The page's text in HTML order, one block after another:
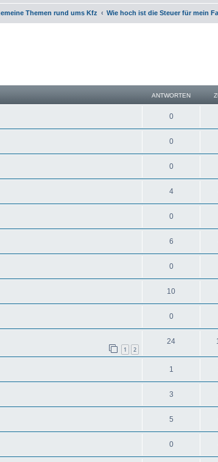
Themen rund ums Kfz Wie hoch ist die Steuer für mein
ANTWORTEN
0
0
0
4
0
6
0
10
0
1 2
24
1
3
5
0